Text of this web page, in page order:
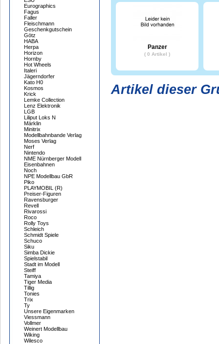
Eurographics
Fagus
Faller
Fleischmann
Geschenkgutschein
Götz
HABA
Herpa
Horizon
Hornby
Hot Wheels
Italeri
Jägerndorfer
Kato H0
Kosmos
Krick
Lemke Collection
Lenz Elektronik
LGB
Liliput Loks N
Märklin
Minitrix
Modellbahnbande Verlag
Moses Verlag
Nerf
Nintendo
NME Nürnberger Modell
Eisenbahnen
Noch
NPE Modellbau GbR
Piko
PLAYMOBIL (R)
Preiser-Figuren
Ravensburger
Revell
Rivarossi
Roco
Rolly Toys
Schleich
Schmidt Spiele
Schuco
Siku
Simba Dickie
Spielstabil
Stadt im Modell
Steiff
Tamiya
Tiger Media
Tillig
Tonies
Trix
Ty
Unsere Eigenmarken
Viessmann
Vollmer
Weinert Modellbau
Wiking
Wilesco
Panzer
( 0 Artikel )
Artikel dieser